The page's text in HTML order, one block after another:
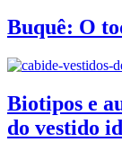
Buquê: O
Biotipos e
do vestido